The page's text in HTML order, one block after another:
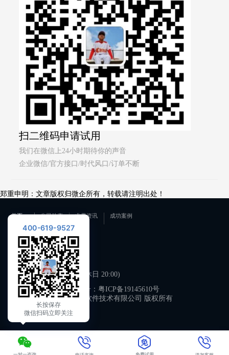
扫二维码申请试用
我们在微信上24小时期待你的声音
企业微信/官方接口/时代风口/订单不断
郑重申明：文章版权归微企所有，转载请注明出处！
首页 公司动态 业界资讯 成功案例
联系我们
400-619-9527
工作日 09:00-21:00 (双休日 20:00)
备案号： 粤ICP备19145610号
广州微企软件技术有限公司 版权所有
400-619-9527
长按保存
微信扫码立即关注